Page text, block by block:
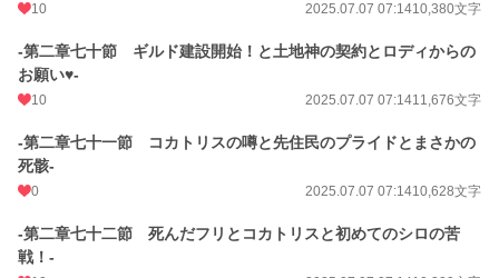
10 2025.07.07 07:1410,380文字
-第二章七十節 ギルド建設開始！と土地神の契約とロディからの
お願い♥-
10 2025.07.07 07:1411,676文字
-第二章七十一節 コカトリスの噂と先住民のプライドとまさかの
死骸-
0 2025.07.07 07:1410,628文字
-第二章七十二節 死んだフリとコカトリスと初めてのシロの苦
戦！-